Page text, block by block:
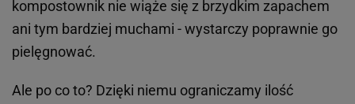
kompostownik nie wiąże się z brzydkim zapachem
ani tym bardziej muchami - wystarczy poprawnie go
pielęgnować.
Ale po co to? Dzięki niemu ograniczamy ilość